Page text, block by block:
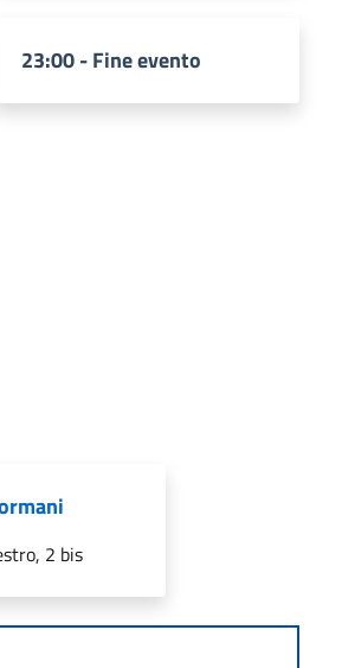
23:00 - Fine evento
2 bis